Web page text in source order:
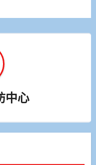
中心